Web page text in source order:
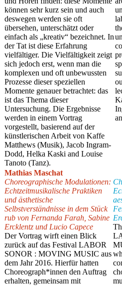
können sehr kurz sein und auch
deswegen werden sie oft
übersehen, unterschätzt oder
einfach als „kreativ“ bezeichnet. In
der Tat ist diese Erfahrung
vielfältiger. Die Vielfältigkeit zeigt
sich jedoch erst, wenn man die
komplexen und oft unbewussten
Prozesse dieser speziellen
Momente genauer betrachtet: das
ist das Thema dieser
Untersuchung. Die Ergebnisse
werden in einem Vortrag
vorgestellt, basierend auf der
künstlerischen Arbeit von Kaffe
Matthews (Musik), Jacob Ingram-
Dodd, Helka Kaski and Louise
Tanoto (Tanz).
Mathias Maschat
Choreographische Modulationen:
Echtzeitmusikalische Praktiken
und ästhetische
Selbstverständnisse in dem Stück
rub von Fernanda Farah, Sabine
Ercklentz und Lucio Capece
Der Vortrag wirft einen Blick
zurück auf das Festival LABOR
SONOR : MOVING MUSIC aus
dem Jahr 2016. Hierfür hatten
Choreograph*innen den Auftrag
erhalten, gemeinsam mit